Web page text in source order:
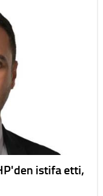
istifa etti,